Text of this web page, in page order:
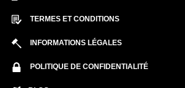
TERMES ET CONDITIONS
INFORMATIONS LÉGALES
POLITIQUE DE CONFIDENTIALITÉ